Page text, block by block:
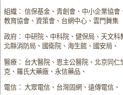
組織： 信保基金、青創會、中小企業協
教育協會、資策會、台網中心、雲門舞集
政府： 中研院、中科院、健保局、天文
北縣消防局、國衛院、海生館、國安局、
醫療： 台大醫院、恩主公醫院、北京同
克、羅氏大藥廠、永信藥品、
電信： 大眾電信、台灣固網、遠傳電信、